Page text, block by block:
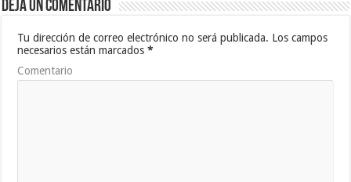
Deja un comentario
Tu dirección de correo electrónico no será publicada. Los campos
necesarios están marcados*
Comentario